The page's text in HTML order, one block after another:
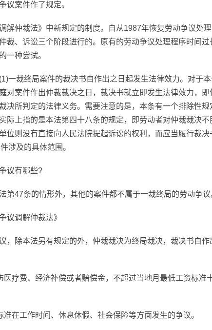
议案件作了规定。
解仲裁法》中新规定的制度。自从1987年恢复劳动争议处
裁、诉讼三个阶段进行的。原有的劳动争议处理程序时间过
一种尝试。
一裁终局案件的裁决书自作出之日起发生法律效力。对于
对案件作出仲裁裁决之日，裁决书就立即发生法律效力，即
决所判定的法律义务。需要注意的是，本条有一个排除性规
际上指的是本法第四十八条的规定，即劳动者对仲裁裁决不
位则没有直接向人民法院提起诉讼的权利，而应当履行裁
涉及的具体范围。
议有哪些?
第47条的情形外，其他的案件都不属于一裁终局的劳动争议
议调解仲裁法》
，除本法另有规定的外，仲裁裁决为终局裁决，裁决书自作
医疗费、经济补偿或者赔偿金，不超过当地月最低工资标准
准在工作时间、休息休假、社会保险等方面发生的争议。